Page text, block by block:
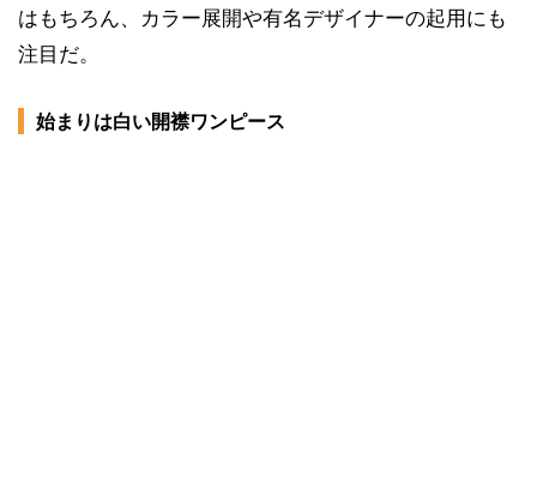
はもちろん、カラー展開や有名デザイナーの起用にも
注目だ。
始まりは白い開襟ワンピース